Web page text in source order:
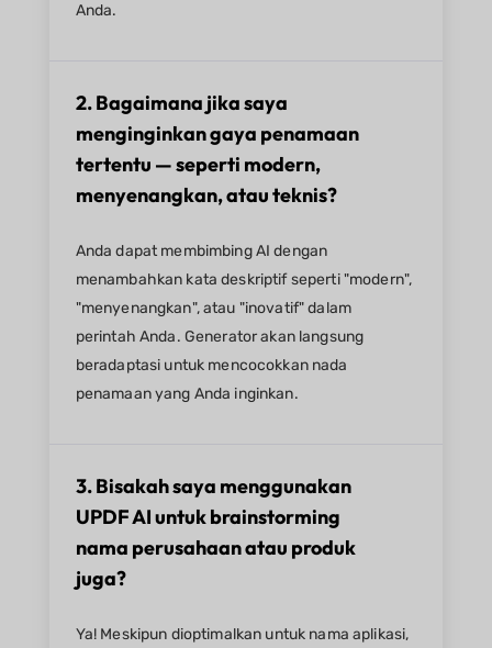
Anda.
2. Bagaimana jika saya
menginginkan gaya penamaan
tertentu — seperti modern,
menyenangkan, atau teknis?
Anda dapat membimbing AI dengan
menambahkan kata deskriptif seperti "modern",
"menyenangkan", atau "inovatif" dalam
perintah Anda. Generator akan langsung
beradaptasi untuk mencocokkan nada
penamaan yang Anda inginkan.
3. Bisakah saya menggunakan
UPDF AI untuk brainstorming
nama perusahaan atau produk
juga?
Ya! Meskipun dioptimalkan untuk nama aplikasi,